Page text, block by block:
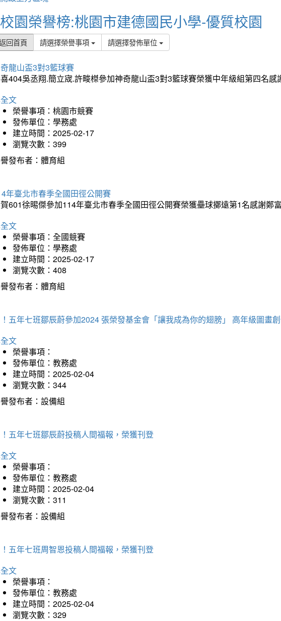
校園榮譽榜:桃園市建德國民小學-優質校園
回首頁 請選擇榮譽事項 請選擇發佈單位
龍山盃3對3籃球賽
404吳丞翔.簡立宬.許畯榤參加神奇龍山盃3對3籃球賽榮獲中年級組第四名感
文
榮譽事項：桃園市競賽
發佈單位：學務處
建立時間：2025-02-17
瀏覽次數：399
發布者：體育組
年臺北市春季全國田徑公開賽
601徐晹傑參加114年臺北市春季全國田徑公開賽榮獲壘球擲遠第1名感謝鄭
文
榮譽事項：全國競賽
發佈單位：學務處
建立時間：2025-02-17
瀏覽次數：408
發布者：體育組
五年七班鄒辰蔚參加2024 張榮發基金會「讓我成為你的翅膀」 高年級圖畫
文
榮譽事項：
發佈單位：教務處
建立時間：2025-02-04
瀏覽次數：344
發布者：設備組
五年七班鄒辰蔚投稿人間福報，榮獲刊登
文
榮譽事項：
發佈單位：教務處
建立時間：2025-02-04
瀏覽次數：311
發布者：設備組
五年七班周智恩投稿人間福報，榮獲刊登
文
榮譽事項：
發佈單位：教務處
建立時間：2025-02-04
瀏覽次數：329